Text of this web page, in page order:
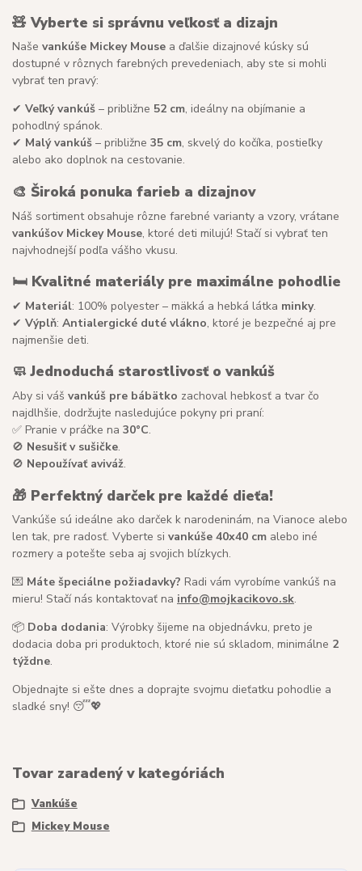
🧸Vyberte si správnu veľkosť a dizajn
Naše vankúše Mickey Mouse a ďalšie dizajnové kúsky sú
dostupné v rôznych farebných prevedeniach, aby ste si mohli
vybrať ten pravý:
✔ Veľký vankúš – približne 52 cm, ideálny na objímanie a
pohodlný spánok.
✔ Malý vankúš – približne 35 cm, skvelý do kočíka, postieľky
alebo ako doplnok na cestovanie.
🎨 Široká ponuka farieb a dizajnov
Náš sortiment obsahuje rôzne farebné varianty a vzory, vrátane
vankúšov Mickey Mouse, ktoré deti milujú! Stačí si vybrať ten
najvhodnejší podľa vášho vkusu.
🛏 Kvalitné materiály pre maximálne pohodlie
✔ Materiál: 100% polyester – mäkká a hebká látka minky.
✔ Výplň: Antialergické duté vlákno, ktoré je bezpečné aj pre
najmenšie deti.
🧼Jednoduchá starostlivosť o vankúš
Aby si váš vankúš pre bábätko zachoval hebkosť a tvar čo
najdlhšie, dodržujte nasledujúce pokyny pri praní:
✅ Pranie v práčke na 30°C.
🚫 Nesušiť v sušičke.
🚫 Nepoužívať aviváž.
🎁 Perfektný darček pre každé dieťa!
Vankúše sú ideálne ako darček k narodeninám, na Vianoce alebo
len tak, pre radosť. Vyberte si vankúše 40x40 cm alebo iné
rozmery a potešte seba aj svojich blízkych.
💌 Máte špeciálne požiadavky? Radi vám vyrobíme vankúš na
mieru! Stačí nás kontaktovať na info@mojkacikovo.sk.
📦 Doba dodania: Výrobky šijeme na objednávku, preto je
dodacia doba pri produktoch, ktoré nie sú skladom, minimálne 2
týždne.
Objednajte si ešte dnes a doprajte svojmu dieťatku pohodlie a
sladké sny! 😴💖
Tovar zaradený v kategóriách
Vankúše
Mickey Mouse